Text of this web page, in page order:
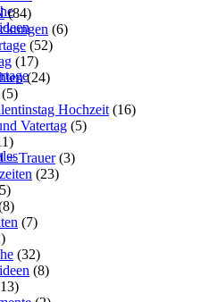
(84)
(6)
(52)
(17)
(24)
(5)
Hochzeit (16)
Vatertag (5)
+ Trauer (3)
(23)
(7)
(32)
(8)